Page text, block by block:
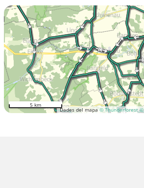
Dades del mapa © Thunderforest ©
5 km